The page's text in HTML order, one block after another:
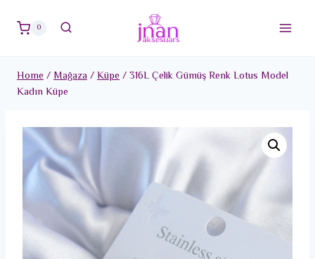
0
Home/Mağaza/Küpe/316L Çelik Gümüş Renk Lotus Model
Kadın Küpe